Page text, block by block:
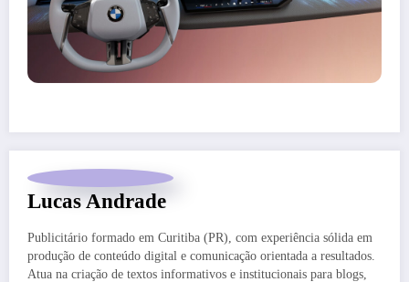
Lucas Andrade
Publicitário formado em Curitiba (PR), com experiência sólida em
produção de conteúdo digital e comunicação orientada a resultados.
Atua na criação de textos informativos e institucionais para blogs,